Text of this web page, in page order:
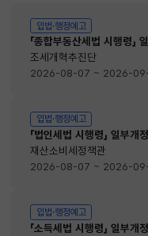
입법·행정예고
입법·행정예고
「종합부동산세법 시행령」
조세개혁추진단
2026-08-07 ~ 2026-
입법·행정예고
「법인세법 시행령」 일부개
재산소비세정책관
2026-08-07 ~ 2026-
입법·행정예고
「소득세법 시행령」 일부개